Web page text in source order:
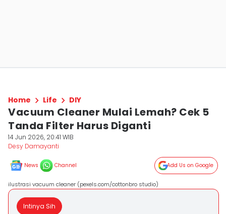
Home Life DIY
Vacuum Cleaner Mulai Lemah? Cek 5
Tanda Filter Harus Diganti
14 Jun 2026, 20:41 WIB
Desy Damayanti
News Channel Add Us on Google
ilustrasi vacuum cleaner (pexels.com/cottonbro studio)
Intinya Sih